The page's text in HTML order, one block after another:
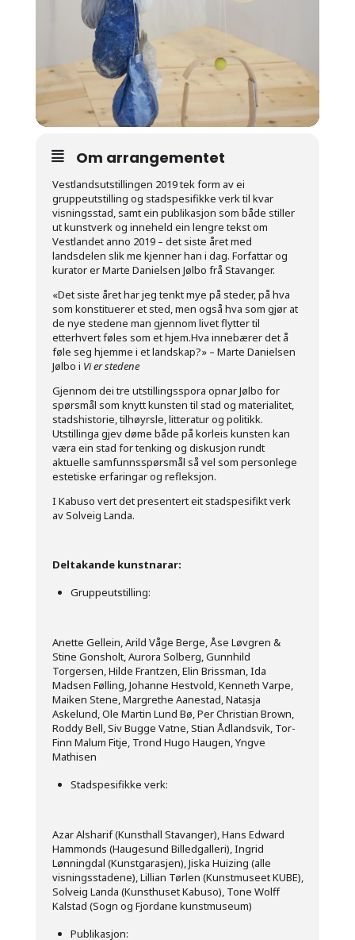
Om arrangementet
Vestlandsutstillingen 2019 tek form av ei
gruppeutstilling og stadspesifikke verk til kvar
visningsstad, samt ein publikasjon som både stiller
ut kunstverk og inneheld ein lengre tekst om
Vestlandet anno 2019 – det siste året med
landsdelen slik me kjenner han i dag. Forfattar og
kurator er Marte Danielsen Jølbo frå Stavanger.
«Det siste året har jeg tenkt mye på steder, på hva
som konstituerer et sted, men også hva som gjør at
de nye stedene man gjennom livet flytter til
etterhvert føles som et hjem.Hva innebærer det å
føle seg hjemme i et landskap?» – Marte Danielsen
Jølbo i Vi er stedene
Gjennom dei tre utstillingsspora opnar Jølbo for
spørsmål som knytt kunsten til stad og materialitet,
stadshistorie, tilhøyrsle, litteratur og politikk.
Utstillinga gjev døme både på korleis kunsten kan
væra ein stad for tenking og diskusjon rundt
aktuelle samfunnsspørsmål så vel som personlege
estetiske erfaringar og refleksjon.
I Kabuso vert det presentert eit stadspesifikt verk
av Solveig Landa.
Deltakande kunstnarar:
Gruppeutstilling:
Anette Gellein, Arild Våge Berge, Åse Løvgren &
Stine Gonsholt, Aurora Solberg, Gunnhild
Torgersen, Hilde Frantzen, Elin Brissman, Ida
Madsen Følling, Johanne Hestvold, Kenneth Varpe,
Maiken Stene, Margrethe Aanestad, Natasja
Askelund, Ole Martin Lund Bø, Per Christian Brown,
Roddy Bell, Siv Bugge Vatne, Stian Ådlandsvik, Tor-
Finn Malum Fitje, Trond Hugo Haugen, Yngve
Mathisen
Stadspesifikke verk:
Azar Alsharif (Kunsthall Stavanger), Hans Edward
Hammonds (Haugesund Billedgalleri), Ingrid
Lønningdal (Kunstgarasjen), Jiska Huizing (alle
visningsstadene), Lillian Tørlen (Kunstmuseet KUBE),
Solveig Landa (Kunsthuset Kabuso), Tone Wolff
Kalstad (Sogn og Fjordane kunstmuseum)
Publikasjon: